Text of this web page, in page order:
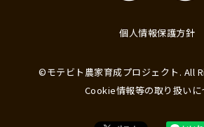
個人情報保護方針
©モテビト農家育成プロジェクト. All
Cookie情報等の取り扱いに